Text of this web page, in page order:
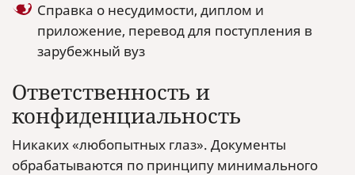
Справка о несудимости, диплом и
приложение, перевод для поступления в
зарубежный вуз
Ответственность и
конфиденциальность
Никаких «любопытных глаз». Документы
обрабатываются по принципу минимального